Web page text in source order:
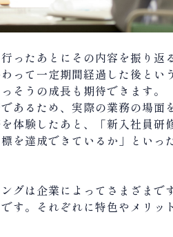
ったあとにその内容を振り
って一定期間経過した後と
そうの成長も期待できます。
あるため、実際の業務の場
体験したあと、「新入社員
を達成できているか」といっ
グは企業によってさまざま
す。それぞれに特色やメリ